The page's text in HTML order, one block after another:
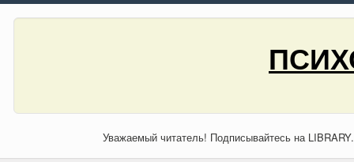
Уважаемый читатель! Подписывайтесь на